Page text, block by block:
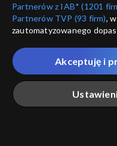
Ziarno
Mistrz niesienia pomocy
Partnerów z IAB* (1201
Partnerów TVP (93 firm),
zautomatyzowanego
które wskazujemy poniżej,
przez nas identyfikatora
Twoje dane osobowe
Ciebie naszych
„Portalem”, w tym
Akceptuję i